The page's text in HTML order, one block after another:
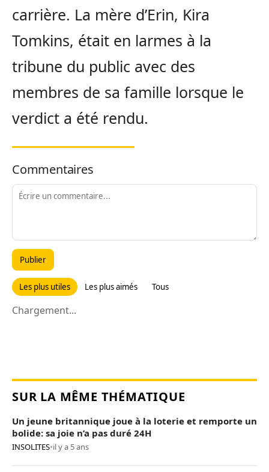
carrière. La mère d’Erin, Kira
Tomkins, était en larmes à la
tribune du public avec des
membres de sa famille lorsque le
verdict a été rendu.
Commentaires
Publier
Les plus utiles Les plus aimés Tous
Chargement...
SUR LA MÊME THÉMATIQUE
Un jeune britannique joue à la loterie et remporte un
bolide: sa joie n’a pas duré 24H
INSOLITES•il y a 5 ans